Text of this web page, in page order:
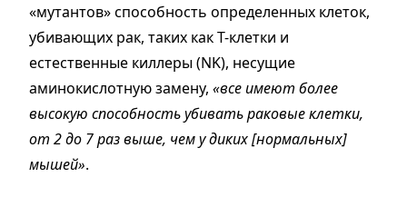
«мутантов» способность определенных клеток,
убивающих рак, таких как Т-клетки и
естественные киллеры (NK), несущие
аминокислотную замену, «все имеют более
высокую способность убивать раковые клетки,
от 2 до 7 раз выше, чем у диких [нормальных]
мышей».